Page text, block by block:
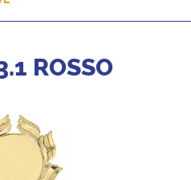
ROSSO